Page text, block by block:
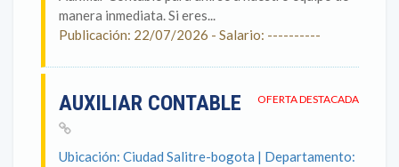
manera inmediata. Si eres...
Publicación: 22/07/2026 - Salario: ----------
OFERTA DESTACADA
AUXILIAR CONTABLE
Ubicación: Ciudad Salitre-bogota | Departamento: